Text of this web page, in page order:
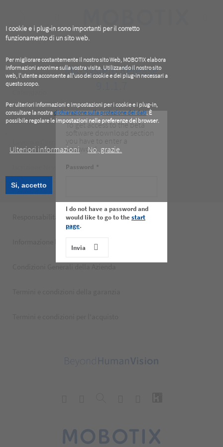
I cookie e i plug-in sono importanti per il corretto
funzionamento di un sito web.
Per migliorare costantemente il nostro sito Web, MOBOTIX elabora
informazioni anonime sulla vostra visita. Utilizzando il nostro sito
web, l'utente acconsente all'uso dei cookie e dei plug-in necessari a
questo scopo.
Per ulteriori informazioni e impostazioni per i cookie e i plug-in,
consultare la nostradichiarazione sulla protezione dei dati. È
possibile regolare le impostazioni nelle preferenze del browser.
Ulteriori informazioni
No, grazie.
Si, accetto
content
MX-System Release
To get access to the beta
software download section
you have to enter a
password.
Password
I do not have a password and
would like to go to thestart
page.
Footer
left
Contatto
Formazione
Footer
Centro di download
Responsabilità & Protezione dei Dati